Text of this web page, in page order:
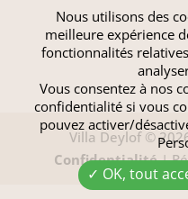
Villa Deylof ©
Confidentialité|
Nous utilisons des
meilleure expérience
fonctionnalités
Vous consentez à nos
confidentialitési vous
pouvez activer/
✓ OK, tout